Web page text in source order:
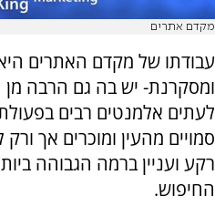
מקדם אתרים
עבודתו של מקדם האתרים
ומסקרנת- יש בה גם הרבה מן
לעתים אלמנטים רבים
סמויים מהעין ומוכרים אך ורק
רקע ועניין ברמה הגבוהה
החיפוש.